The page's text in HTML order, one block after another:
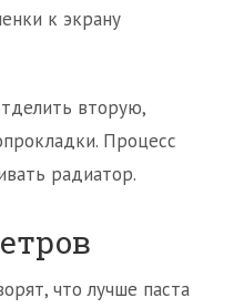
к экрану
вторую,
Процесс
радиатор.
что лучше паста